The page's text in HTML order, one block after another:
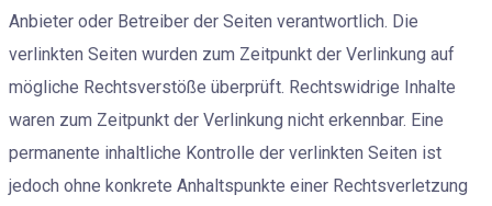
Anbieter oder Betreiber der Seiten verantwortlich. Die
verlinkten Seiten wurden zum Zeitpunkt der Verlinkung auf
mögliche Rechtsverstöße überprüft. Rechtswidrige Inhalte
waren zum Zeitpunkt der Verlinkung nicht erkennbar. Eine
permanente inhaltliche Kontrolle der verlinkten Seiten ist
jedoch ohne konkrete Anhaltspunkte einer Rechtsverletzung